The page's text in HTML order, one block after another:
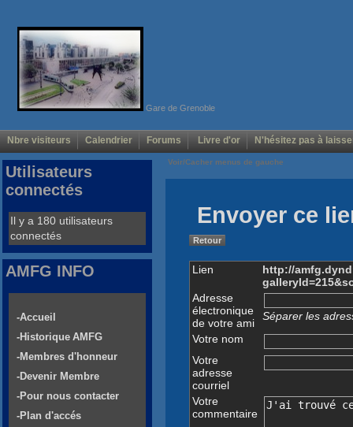
Gare de Grenoble
Nbre visiteurs Calendrier Forums Livre d'or N'hésitez pas à
Voir/Cacher menus de gauche
Envoyer ce
Retour
Lien
http://
Adresse
électronique
de votre ami
Séparer les
Votre nom
Votre
adresse
courriel
Votre
commentaire
Utilisateurs
connectés
Il y a 180 utilisateurs
connectés
AMFG INFO
-Accueil
-Historique AMFG
-Membres d'honneur
-Devenir Membre
-Pour nous contacter
-Plan d'accés